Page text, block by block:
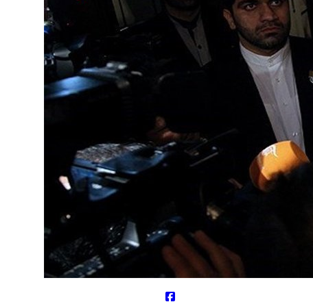
زخمی کردیم